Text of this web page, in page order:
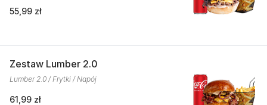
55,99 zł
Zestaw Lumber 2.0
Lumber 2.0 / Frytki / Napój
61,99 zł